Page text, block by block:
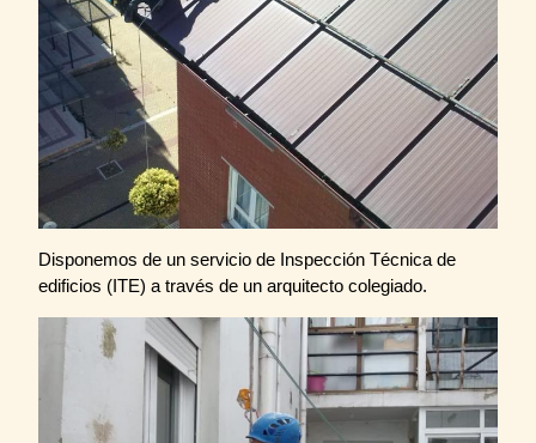
Disponemos de un servicio de Inspección Técnica de
edificios (ITE) a través de un arquitecto colegiado.